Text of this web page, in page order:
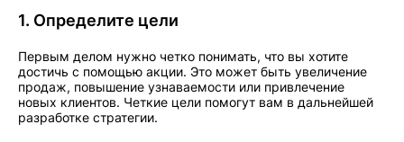
1. Определите цели
Первым делом нужно четко понимать, что вы хотите
достичь с помощью акции. Это может быть увеличение
продаж, повышение узнаваемости или привлечение
новых клиентов. Четкие цели помогут вам в дальнейшей
разработке стратегии.